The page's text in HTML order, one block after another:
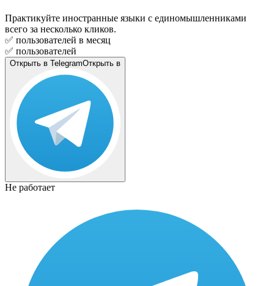
Практикуйте иностранные языки с единомышленниками
всего за несколько кликов.
✅ пользователей в месяц
✅ пользователей
Открыть в TelegramОткрыть в
Не работает